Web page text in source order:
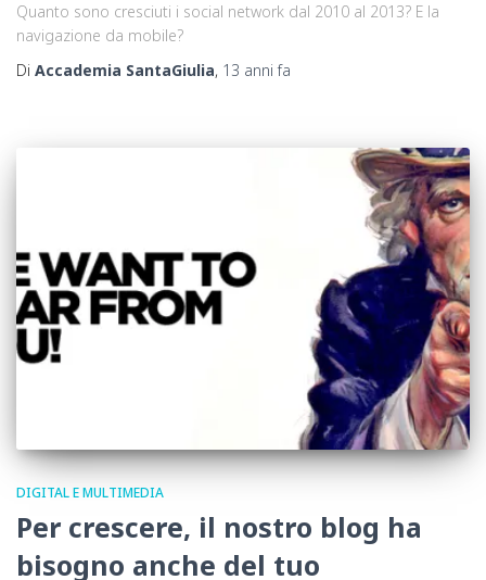
Quanto sono cresciuti i social network dal 2010 al 2013? E la
navigazione da mobile?
Di Accademia SantaGiulia, 13 anni fa
DIGITAL E MULTIMEDIA
Per crescere, il nostro blog ha
bisogno anche del tuo